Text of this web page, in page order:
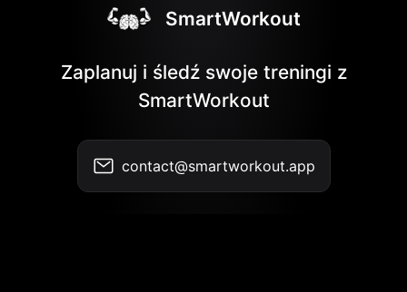
SmartWorkout
Zaplanuj i śledź swoje treningi z
SmartWorkout
contact@smartworkout.app